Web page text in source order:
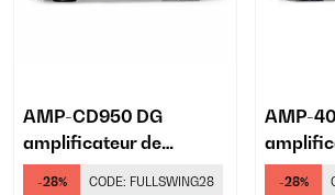
AMP-CD950 DG
amplificateur de
puissance
-28% CODE: FULLSWING28
AMP-
fi
-28%